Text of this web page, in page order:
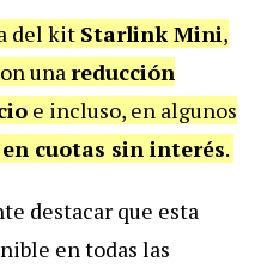
del kit Starlink Mini,
unareducción
e incluso, en algunos
cuotas sin interés.
destacar que esta
en todas las